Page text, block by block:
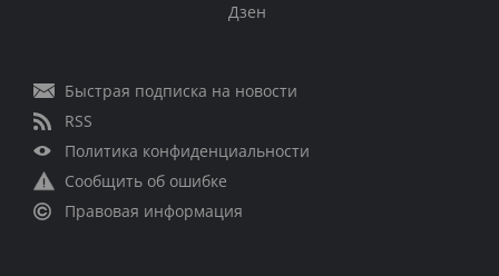
Дзен
Быстрая подписка на новости
RSS
Политика конфиденциальности
Сообщить об ошибке
Правовая информация